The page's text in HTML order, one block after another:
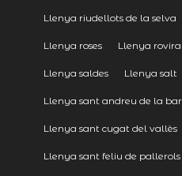
Llenya riudellots de la selva
Llenya roses Llenya rovira
Llenya saldes Llenya salt
Llenya sant andreu de la
Llenya sant cugat del vallès
Llenya sant feliu de pallerols